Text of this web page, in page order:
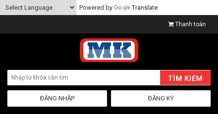
Powered by Translate
Thanh toán
TÌM KIẾM
ĐĂNG KÝ
ĐĂNG NHẬP